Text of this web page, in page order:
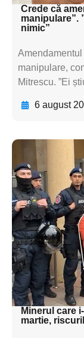
Crede că
manipulare”.
nimic”
manipulare,
Mitrescu. ”Ei
6 august
textul
textul
textul
Minerul care
martie,